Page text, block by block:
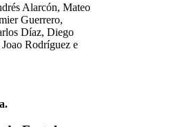
Alarcón, Mateo
Guerrero,
Díaz, Diego
Rodríguez e